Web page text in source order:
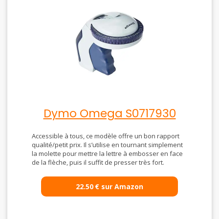
Dymo Omega S0717930
Accessible à tous, ce modèle offre un bon rapport
qualité/petit prix. Il s’utilise en tournant simplement
la molette pour mettre la lettre à embosser en face
de la flèche, puis il suffit de presser très fort.
22.50 € sur Amazon